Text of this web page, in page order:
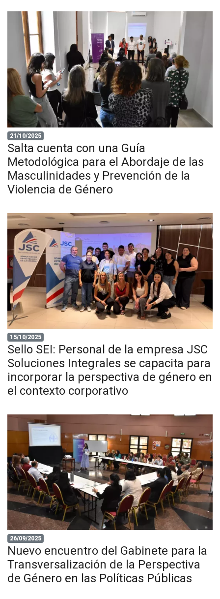
21/10/2025
Salta cuenta con una Guía
Metodológica para el Abordaje de las
Masculinidades y Prevención de la
Violencia de Género
15/10/2025
Sello SEI: Personal de la empresa JSC
Soluciones Integrales se capacita para
incorporar la perspectiva de género en
el contexto corporativo
26/09/2025
Nuevo encuentro del Gabinete para la
Transversalización de la Perspectiva
de Género en las Políticas Públicas